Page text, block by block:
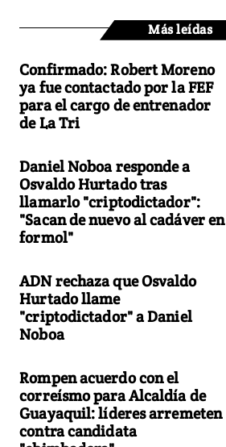
Más leídas
Confirmado: Robert Moreno
ya fue contactado por la FEF
para el cargo de entrenador
de La Tri
Daniel Noboa responde a
Osvaldo Hurtado tras
llamarlo "criptodictador":
"Sacan de nuevo al cadáver en
formol"
ADN rechaza que Osvaldo
Hurtado llame
"criptodictador" a Daniel
Noboa
Rompen acuerdo con el
correísmo para Alcaldía de
Guayaquil: líderes arremeten
contra candidata